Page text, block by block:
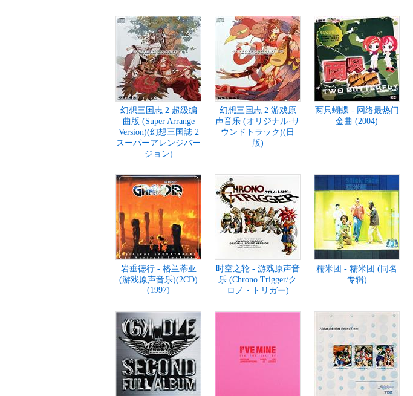
幻想三国志 2 超级编
曲版 (Super Arrange
Version)(幻想三国誌 2
スーパーアレンジバー
ジョン)
幻想三国志 2 游戏原
声音乐 (オリジナル·サ
ウンドトラック)(日
版)
两只蝴蝶 - 网络最热门
金曲 (2004)
岩垂徳行 - 格兰蒂亚
(游戏原声音乐)(2CD)
(1997)
时空之轮 - 游戏原声音
乐 (Chrono Trigger/ク
ロノ・トリガー)
糯米团 - 糯米团 (同名
专辑)